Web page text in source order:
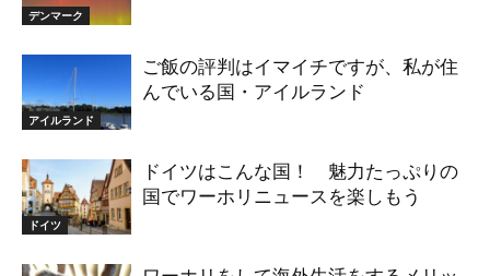
デンマーク
アイルランド
ご飯の評判はイマイチですが、私が住
んでいる国・アイルランド
ドイツ
ドイツはこんな国！ 魅力たっぷりの
国でワーホリニュースを楽しもう